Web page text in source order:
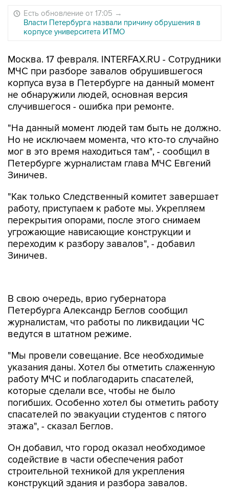
Есть обновление от 17:05 →
Власти Петербурга назвали причину обрушения в
корпусе университета ИТМО
Москва. 17 февраля. INTERFAX.RU - Сотрудники
МЧС при разборе завалов обрушившегося
корпуса вуза в Петербурге на данный момент
не обнаружили людей, основная версия
случившегося - ошибка при ремонте.
"На данный момент людей там быть не должно.
Но не исключаем момента, что кто-то случайно
мог в это время находиться там", - сообщил в
Петербурге журналистам глава МЧС Евгений
Зиничев.
"Как только Следственный комитет завершает
работу, приступаем к работе мы. Укрепляем
перекрытия опорами, после этого снимаем
угрожающие нависающие конструкции и
переходим к разбору завалов", - добавил
Зиничев.
журналистам, что работы по ликвидации ЧС
ведутся в штатном режиме.
"Мы провели совещание. Все необходимые
работу МЧС и поблагодарить спасателей,
которые сделали все, чтобы не было
погибших. Особенно хотел бы отметить работу
спасателей по эвакуации студентов с пятого
этажа", - сказал Беглов.
Он добавил, что город оказал необходимое
строительной техникой для укрепления
конструкций здания и разбора завалов.
"Версия случившегося одна - связанная с